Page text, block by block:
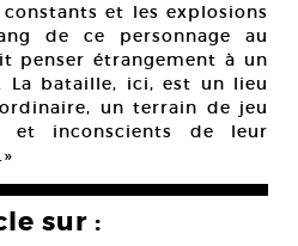
et les explosions
de ce personnage au
penser étrangement à un
La bataille, ici, est un lieu
un terrain de jeu
et inconscients de leur
sur :